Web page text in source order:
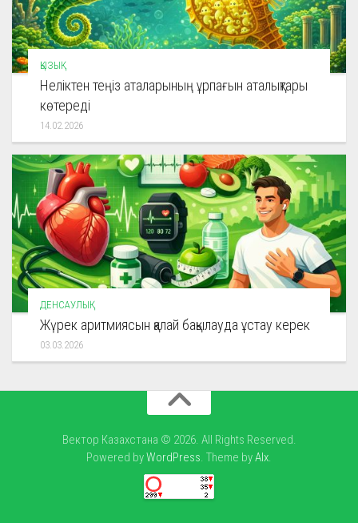
ҚЫЗЫҚ
Неліктен теңіз аталарының ұрпағын аталықтары
көтереді
14.02.2026
ДЕНСАУЛЫҚ
Жүрек аритмиясын қалай бақылауда ұстау керек
03.03.2026
Вектор Казахстана © 2026. All Rights Reserved.
Powered byWordPress. Theme byAlx.